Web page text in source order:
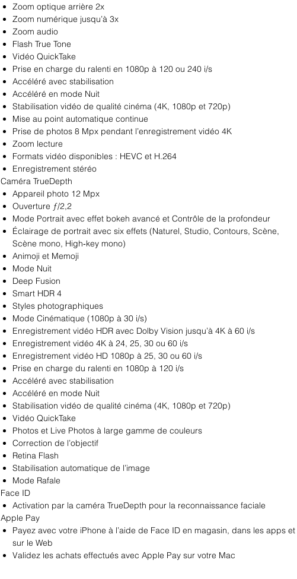
Zoom optique arrière 2x
Zoom numérique jusqu’à 3x
Zoom audio
Flash True Tone
Vidéo QuickTake
Prise en charge du ralenti en 1080p à 120 ou 240 i/s
Accéléré avec stabilisation
Accéléré en mode Nuit
Stabilisation vidéo de qualité cinéma (4K, 1080p et 720p)
Mise au point automatique continue
Prise de photos 8 Mpx pendant l’enregistrement vidéo 4K
Zoom lecture
Formats vidéo disponibles : HEVC et H.264
Enregistrement stéréo
Caméra TrueDepth
Appareil photo 12 Mpx
Ouverture ƒ/2,2
Mode Portrait avec effet bokeh avancé et Contrôle de la profondeur
Éclairage de portrait avec six effets (Naturel, Studio, Contours, Scène,
Scène mono, High‑key mono)
Animoji et Memoji
Mode Nuit
Deep Fusion
Smart HDR 4
Styles photographiques
Mode Cinématique (1080p à 30 i/s)
Enregistrement vidéo HDR avec Dolby Vision jusqu’à 4K à 60 i/s
Enregistrement vidéo 4K à 24, 25, 30 ou 60 i/s
Enregistrement vidéo HD 1080p à 25, 30 ou 60 i/s
Prise en charge du ralenti en 1080p à 120 i/s
Accéléré avec stabilisation
Accéléré en mode Nuit
Stabilisation vidéo de qualité cinéma (4K, 1080p et 720p)
Vidéo QuickTake
Photos et Live Photos à large gamme de couleurs
Correction de l’objectif
Retina Flash
Stabilisation automatique de l’image
Mode Rafale
Face ID
Activation par la caméra TrueDepth pour la reconnaissance faciale
Apple Pay
Payez avec votre iPhone à l’aide de Face ID en magasin, dans les apps et
sur le Web
Validez les achats effectués avec Apple Pay sur votre Mac